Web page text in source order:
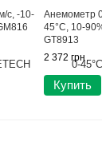
с, -10-
Анемометр
45°C, 10-
GT8913
2 372 грн
Купить